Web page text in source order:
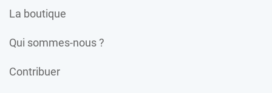
La boutique
Qui sommes-nous ?
Contribuer